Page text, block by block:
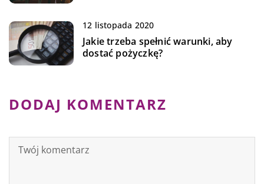
12 listopada 2020
Jakie trzeba spełnić warunki, aby
dostać pożyczkę?
DODAJ KOMENTARZ